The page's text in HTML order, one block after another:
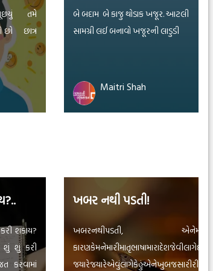
પૂછયું તમે
છો છાત્ર
બે બદામ બે કાજુ થોડાક ખજૂર. આટલી
સામગ્રી લઈ બનાવો ખજૂરની લાડુડી
Maitri Shah
શકાય?
શું શું કરી
કરવામાં
ખબર નથી પડતી!
ખબરનથીપડતી,
કારણકેમનેમારીમાતૃભાષામારાદેશજેવીલાગેછે.!